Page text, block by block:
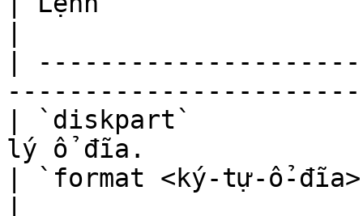
|
| `diskpart`
lý ổ đĩa.
| `format <ký-tự-ổ-